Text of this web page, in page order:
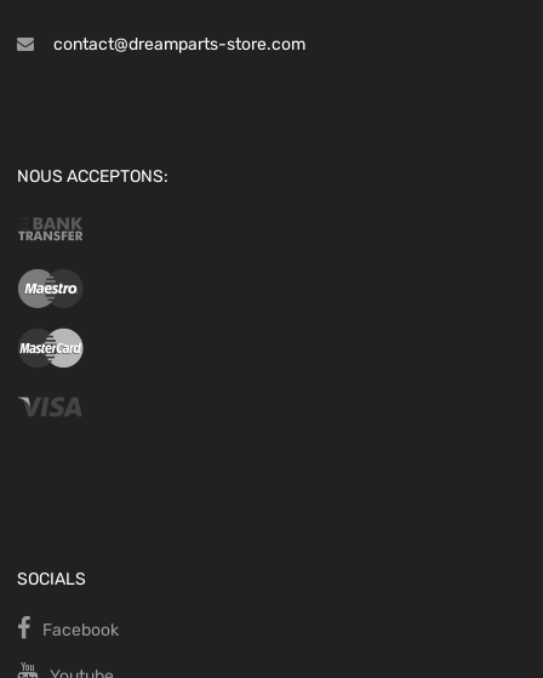
contact@dreamparts-store.com
NOUS ACCEPTONS:
SOCIALS
Facebook